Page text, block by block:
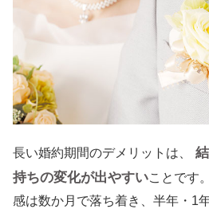
長い婚約期間のデメリットは、
持ちの変化が出やすいことです
感は数か月で落ち着き、半年・1